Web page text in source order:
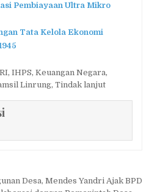
Pembiayaan Ultra Mikro
Tata Kelola Ekonomi
,IHPS,Keuangan Negara,
Linrung,Tindak lanjut
Desa, Mendes Yandri Ajak BPD